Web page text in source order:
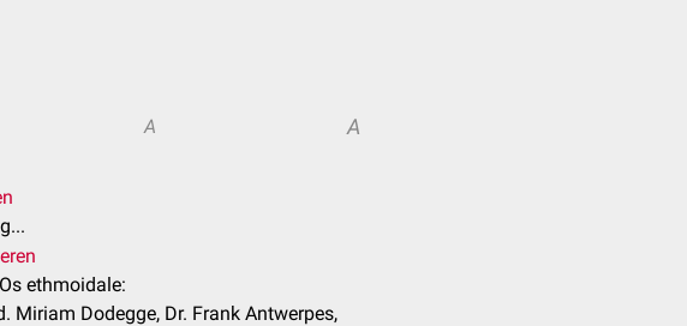
A A
ethmoidale:
Miriam Dodegge, Dr. Frank Antwerpes,